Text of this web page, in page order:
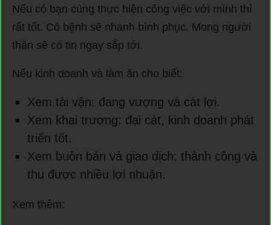
Nếu có bạn cùng thực hiện công việc với mình thì
rất tốt. Có bệnh sẽ nhanh bình phục. Mong người
thân sẽ có tin ngay sắp tới.
Nếu kinh doanh và làm ăn cho biết:
Xem tài vận: đang vượng và cát lợi.
Xem khai trương: đại cát, kinh doanh phát
triển tốt.
Xem buôn bán và giao dịch: thành công và
thu được nhiều lợi nhuận.
Xem thêm: